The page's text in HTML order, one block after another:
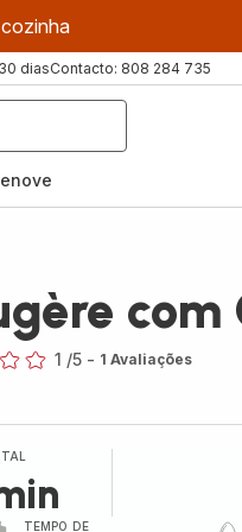
diasContacto: 808 284 735
com
1 /5 - 1 Avaliações
TEMPO DE